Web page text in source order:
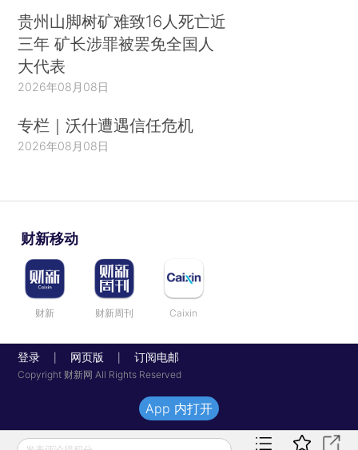
贵州山脚树矿难致16人死亡近
三年 矿长涉罪被罢免全国人
大代表
2026年08月08日
专栏｜沃什遭遇信任危机
2026年08月08日
财新移动
财新 财新周刊 Caixin
登录 网页版 订阅电邮
Copyright 财新网 All Rights Reserved
App 内打开